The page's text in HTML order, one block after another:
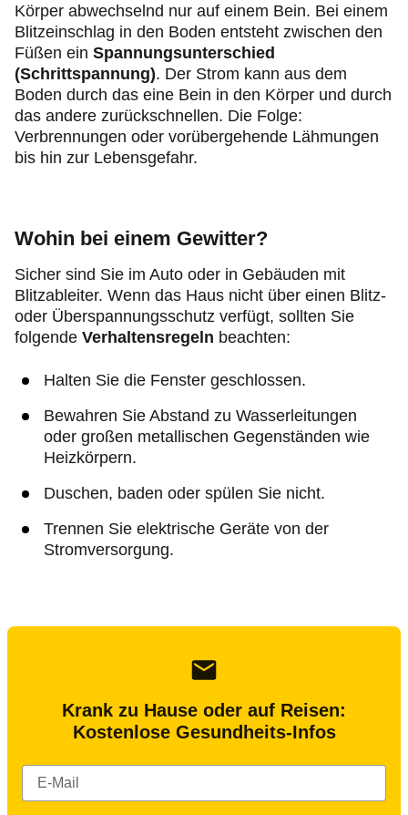
Körper abwechselnd nur auf einem Bein. Bei einem
Blitzeinschlag in den Boden entsteht zwischen den
Füßen ein Spannungsunterschied
(Schrittspannung). Der Strom kann aus dem
Boden durch das eine Bein in den Körper und durch
das andere zurückschnellen. Die Folge:
Verbrennungen oder vorübergehende Lähmungen
bis hin zur Lebensgefahr.
Wohin bei einem Gewitter?
Sicher sind Sie im Auto oder in Gebäuden mit
Blitzableiter. Wenn das Haus nicht über einen Blitz-
oder Überspannungsschutz verfügt, sollten Sie
folgende Verhaltensregeln beachten:
Halten Sie die Fenster geschlossen.
Bewahren Sie Abstand zu Wasserleitungen
oder großen metallischen Gegenständen wie
Heizkörpern.
Duschen, baden oder spülen Sie nicht.
Trennen Sie elektrische Geräte von der
Stromversorgung.
Krank zu Hause oder auf Reisen:
Kostenlose Gesundheits-Infos